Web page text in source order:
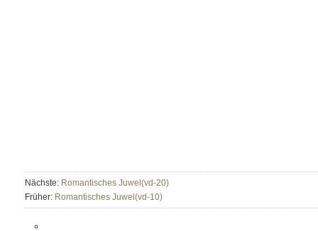
Nächste: Romantisches Juwel(vd-20)
Früher: Romantisches Juwel(vd-10)